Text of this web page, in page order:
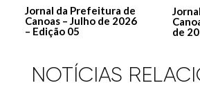
Jornal da Prefeitura de
Canoas – Julho de 2026
– Edição 05
de
NOTÍCIAS